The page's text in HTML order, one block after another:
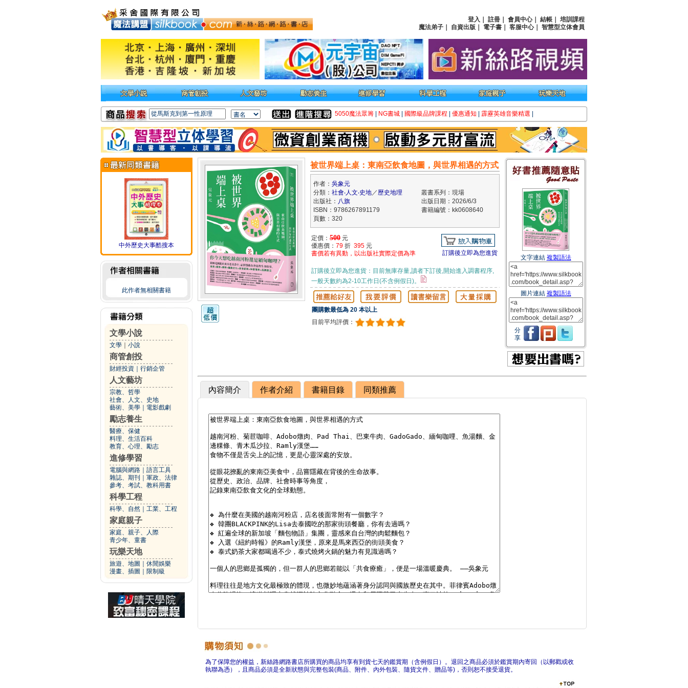
登入 註冊 會員中心｜ 結帳
培訓課程
魔法弟子
自資出版 電子書 客服中心｜ 智慧型立体會員
5050魔法眾籌 NG書城 國際級品牌課程 優惠通知 霹靂英雄音樂精選
中外歷史大事酷搜本
此作者無相關書籍
文學小說
文學 小說
商管創投
財經投資 行銷企管
人文藝坊
宗教、哲學
社會、人文、史地
藝術、美學
電影戲劇
勵志養生
醫療、保健
料理、生活百科
教育、心理、勵志
進修學習
電腦與網路
語言工具
雜誌、期刊
軍政、法律
參考、考試、教科用書
科學工程
科學、自然 工業、工程
家庭親子
家庭、親子、人際
青少年、童書
玩樂天地
旅遊、地圖
休閒娛樂
漫畫、插圖
限制級
被世界端上桌：東南亞飲食地圖，與世界相遇的方式
作者： 吳象元
分類： 社會‧人文‧史地／ 歷史地理
叢書系列：現場
出版社： 八旗
出版日期：2026/6/3
ISBN：9786267891179
書籍編號：kk0608640
頁數：320
定價： 500 元
優惠價： 79 折 395 元
書價若有異動，以出版社實際定價為準
訂購後立即為您進貨
訂購後立即為您進貨：目前無庫存量,讀者下訂後,開始進入調書程序,
一般天數約為2-10工作日(不含例假日)。
團購數最低為 20 本以上
目前平均評價：
文字連結 複製語法
圖片連結 複製語法
分
享
內容簡介 作者介紹 書籍目錄 同類推薦
為了保障您的權益，新絲路網路書店所購買的商品均享有到貨七天的鑑賞期（含例假日）。退回之商品必須於鑑賞期內寄回（以郵戳或收
執聯為憑），且商品必須是全新狀態與完整包裝(商品、附件、內外包裝、隨貨文件、贈品等)，否則恕不接受退貨。